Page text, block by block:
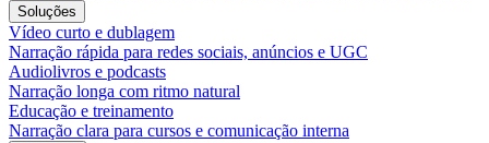
Soluções
Vídeo curto e dublagem
Narração rápida para redes sociais, anúncios e UGC
Audiolivros e podcasts
Narração longa com ritmo natural
Educação e treinamento
Narração clara para cursos e comunicação interna